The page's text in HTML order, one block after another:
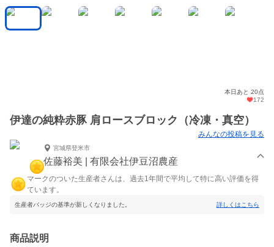
本日あと 20点
172
伊達の純粋赤豚 肩ロースブロック（冷凍・真空）
みんなの投稿を見る
宮城県登米市
佐藤裕美 | 有限会社伊豆沼農産
マークのついた生産者さんは、過去1年間で平均して特に高い評価を得
ています。
生産者バッジの基準が新しくなりました。 詳しくはこちら
商品説明